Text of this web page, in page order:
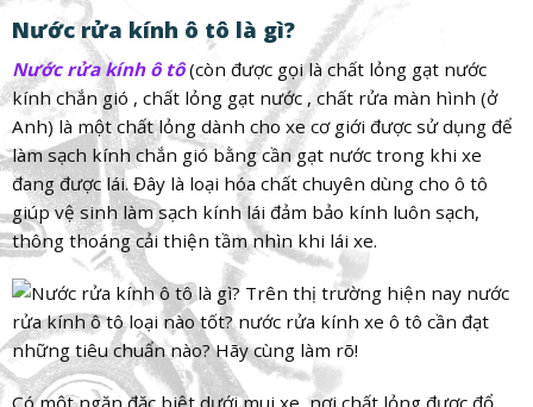
Nước rửa kính ô tô là gì?
Nước rửa kính ô tô(còn được gọi là chất lỏng gạt nước
kính chắn gió , chất lỏng gạt nước , chất rửa màn hình (ở
Anh) là một chất lỏng dành cho xe cơ giới được sử dụng để
làm sạch kính chắn gió bằng cần gạt nước trong khi xe
đang được lái. Đây là loại hóa chất chuyên dùng cho ô tô
giúp vệ sinh làm sạch kính lái đảm bảo kính luôn sạch,
thông thoáng cải thiện tầm nhìn khi lái xe.
Có một ngăn đặc biệt dưới mui xe, nơi chất lỏng được đổ